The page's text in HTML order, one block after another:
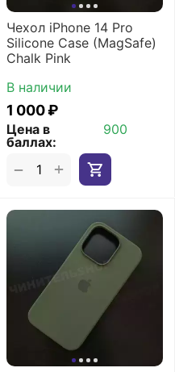
Чехол iPhone 14 Pro
Silicone Case (MagSafe)
Chalk Pink
В наличии
1 000₽
Цена в
баллах:
900
+
−